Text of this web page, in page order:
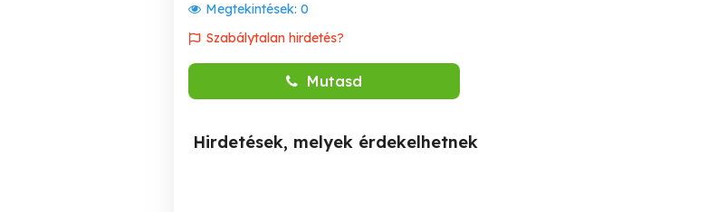
Megtekintések: 0
Szabálytalan hirdetés?
Mutasd
Hirdetések, melyek érdekelhetnek